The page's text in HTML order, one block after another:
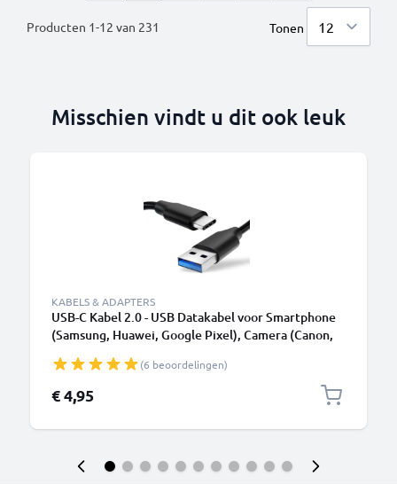
Producten 1-12 van 231 Tonen
Misschien vindt u dit ook leuk
KABELS & ADAPTERS
USB-C Kabel 2.0 - USB Datakabel voor Smartphone
(Samsung, Huawei, Google Pixel), Camera (Canon,
Oplaadkabel USB C Stekker
(6 beoordelingen)
€ 4,95